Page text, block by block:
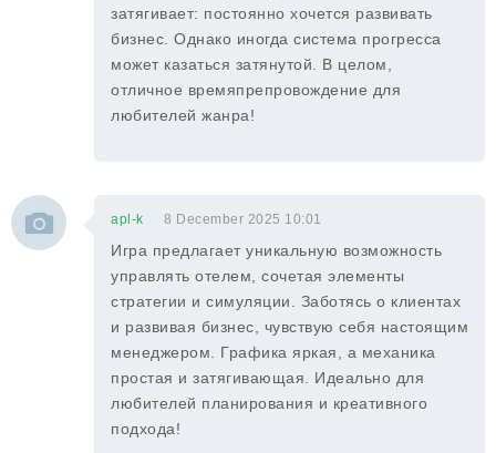
затягивает: постоянно хочется развивать
бизнес. Однако иногда система прогресса
может казаться затянутой. В целом,
отличное времяпрепровождение для
любителей жанра!
apl-k 8 December 2025 10:01
Игра предлагает уникальную возможность
управлять отелем, сочетая элементы
стратегии и симуляции. Заботясь о клиентах
и развивая бизнес, чувствую себя настоящим
менеджером. Графика яркая, а механика
простая и затягивающая. Идеально для
любителей планирования и креативного
подхода!